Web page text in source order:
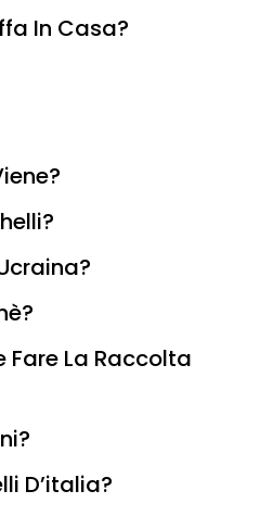
In Casa?
Fare La Raccolta
D’italia?